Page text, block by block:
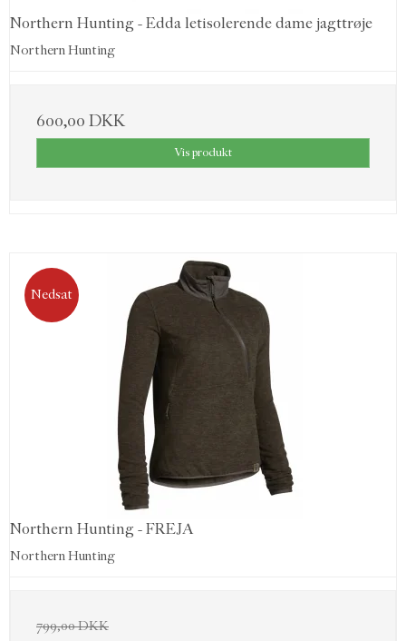
Northern Hunting - Edda letisolerende dame jagttrøje
Northern Hunting
600,00 DKK
Vis produkt
Nedsat
Northern Hunting - FREJA
Northern Hunting
799,00 DKK